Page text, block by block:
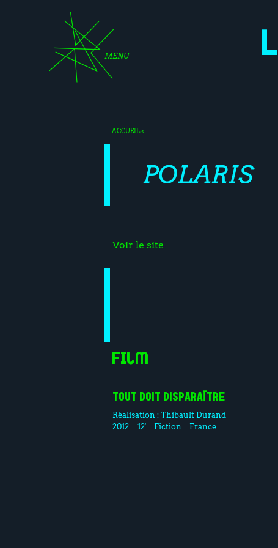
MENU
ACCUEIL<
POLARIS
Voir le site
Film
TOUT DOIT DISPARAÎTRE
Réalisation :Thibault Durand
2012
12' Fiction France